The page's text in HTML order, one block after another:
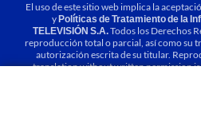
El uso de este sitio web implica la
yPolíticas de Tratamiento de la
TELEVISIÓN S.A.Todos los Derechos
reproducción total o parcial, así como su
autorización escrita de su titular.
translation without written permission